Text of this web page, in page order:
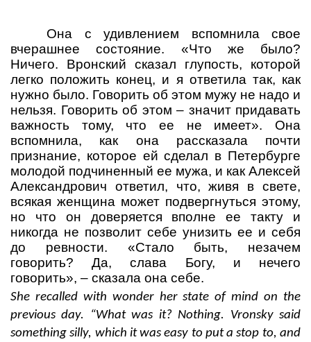
Она с удивлением вспомнила свое
вчерашнее состояние. «Что же было?
Ничего. Вронский сказал глупость, которой
легко положить конец, и я ответила так, как
нужно было. Говорить об этом мужу не надо и
нельзя. Говорить об этом – значит придавать
важность тому, что ее не имеет». Она
вспомнила, как она рассказала почти
признание, которое ей сделал в Петербурге
молодой подчиненный ее мужа, и как Алексей
Александрович ответил, что, живя в свете,
всякая женщина может подвергнуться этому,
но что он доверяется вполне ее такту и
никогда не позволит себе унизить ее и себя
до ревности. «Стало быть, незачем
говорить? Да, слава Богу, и нечего
говорить», – сказала она себе.
She recalled with wonder her state of mind on the
previous day. “What was it? Nothing. Vronsky said
something silly, which it was easy to put a stop to, and